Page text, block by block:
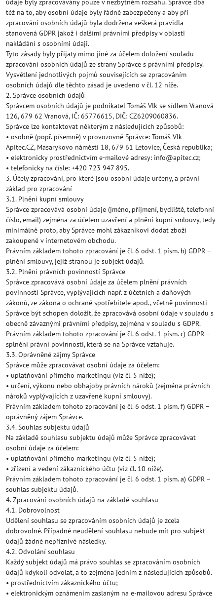
údaje byly zpracovávány pouze v nezbytném rozsahu. Správce dbá
též na to, aby osobní údaje byly řádně zabezpečeny a aby při
zpracování osobních údajů byla dodržena veškerá pravidla
stanovená GDPR jakož i dalšími právními předpisy v oblasti
nakládání s osobními údaji.
Tyto zásady byly přijaty mimo jiné za účelem doložení souladu
zpracování osobních údajů ze strany Správce s právními předpisy.
Vysvětlení jednotlivých pojmů souvisejících se zpracováním
osobních údajů dle těchto zásad je uvedeno v čl. 12 níže.
2. Správce osobních údajů
Správcem osobních údajů je podnikatel Tomáš Vlk se sídlem Vranová
126, 679 62 Vranová, IČ: 65776615, DIČ: CZ6209060836.
Správce lze kontaktovat některým z následujících způsobů:
• osobně (popř. písemně) v provozovně Správce: Tomáš Vlk -
Apitec.CZ, Masarykovo náměstí 18, 679 61 Letovice, Česká republika;
• elektronicky prostřednictvím e-mailové adresy: info@apitec.cz;
• telefonicky na čísle: +420 723 947 895.
3. Účely zpracování, pro které jsou osobní údaje určeny, a právní
základ pro zpracování
3.1. Plnění kupní smlouvy
Správce zpracovává osobní údaje (jméno, příjmení, bydliště, telefonní
číslo, email) zejména za účelem uzavření a plnění kupní smlouvy, tedy
minimálně proto, aby Správce mohl zákazníkovi dodat zboží
zakoupené v internetovém obchodu.
Právním základem tohoto zpracování je čl. 6 odst. 1 písm. b) GDPR –
plnění smlouvy, jejíž stranou je subjekt údajů.
3.2. Plnění právních povinností Správce
Správce zpracovává osobní údaje za účelem plnění právních
povinností Správce, vyplývajících např. z účetních a daňových
zákonů, ze zákona o ochraně spotřebitele apod., včetně povinnosti
Správce být schopen doložit, že zpracovává osobní údaje v souladu s
obecně závaznými právními předpisy, zejména v souladu s GDPR.
Právním základem tohoto zpracování je čl. 6 odst. 1 písm. c) GDPR –
splnění právní povinnosti, která se na Správce vztahuje.
3.3. Oprávněné zájmy Správce
Správce může zpracovávat osobní údaje za účelem:
• uplatňování přímého marketingu (viz čl. 5 níže);
• určení, výkonu nebo obhajoby právních nároků (zejména právních
nároků vyplývajících z uzavřené kupní smlouvy).
Právním základem tohoto zpracování je čl. 6 odst. 1 písm. f) GDPR –
oprávněný zájem Správce.
3.4. Souhlas subjektu údajů
Na základě souhlasu subjektu údajů může Správce zpracovávat
osobní údaje za účelem:
• uplatňování přímého marketingu (viz čl. 5 níže);
• zřízení a vedení zákaznického účtu (viz čl. 10 níže).
Právním základem tohoto zpracování je čl. 6 odst. 1 písm. a) GDPR –
souhlas subjektu údajů.
4. Zpracování osobních údajů na základě souhlasu
4.1. Dobrovolnost
Udělení souhlasu se zpracováním osobních údajů je zcela
dobrovolné. Případné neudělení souhlasu nebude mít pro subjekt
údajů žádné nepříznivé následky.
4.2. Odvolání souhlasu
Každý subjekt údajů má právo souhlas se zpracováním osobních
údajů kdykoli odvolat, a to zejména jedním z následujících způsobů.
• prostřednictvím zákaznického účtu;
• elektronickým oznámením zaslaným na e-mailovou adresu Správce